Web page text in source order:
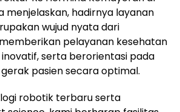
menjelaskan, hadirnya layanan
wujud nyata dari
pelayanan kesehatan
serta berorientasi pada
pasien secara optimal.
robotik terbaru serta